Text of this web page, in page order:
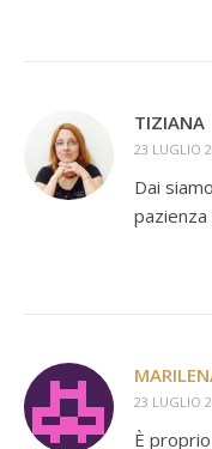
TIZIANA
23 LUGLIO
Dai
pazienza
23 LUGLIO
È